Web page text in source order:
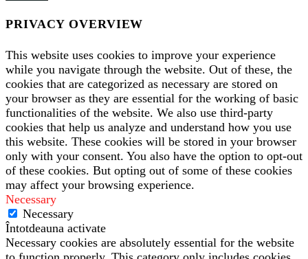
PRIVACY OVERVIEW
This website uses cookies to improve your experience
while you navigate through the website. Out of these, the
cookies that are categorized as necessary are stored on
your browser as they are essential for the working of basic
functionalities of the website. We also use third-party
cookies that help us analyze and understand how you use
this website. These cookies will be stored in your browser
only with your consent. You also have the option to opt-out
of these cookies. But opting out of some of these cookies
may affect your browsing experience.
Necessary
Necessary
Întotdeauna activate
Necessary cookies are absolutely essential for the website